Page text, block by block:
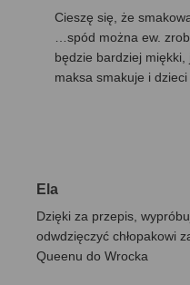
Cieszę się, że
…spód można ew.
będzie bardziej miękki,
maksa smakuje i
Ela
Dzięki za przepis,
odwdzięczyć chłopakowi
Queenu do Wrocka